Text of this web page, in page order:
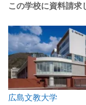
この学校に資料請求
広島文教大学